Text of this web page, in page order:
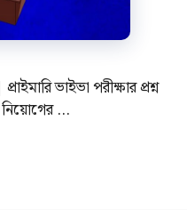
ভাইভা পরীক্ষার প্রশ্ন
…